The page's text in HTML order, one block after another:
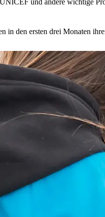
den ersten drei Monaten